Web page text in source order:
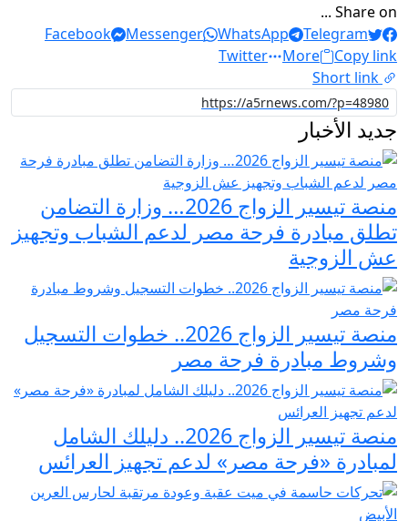
Share on ...
Facebook
Messenger WhatsApp
Telegram
Twitter
More
Copy link
Short link
جديد الأخبار
منصة تيسير الزواج 2026… وزارة التضامن
تطلق مبادرة فرحة مصر لدعم الشباب وتجهيز
عش الزوجية
منصة تيسير الزواج 2026.. خطوات التسجيل
وشروط مبادرة فرحة مصر
منصة تيسير الزواج 2026.. دليلك الشامل
لمبادرة «فرحة مصر» لدعم تجهيز العرائس